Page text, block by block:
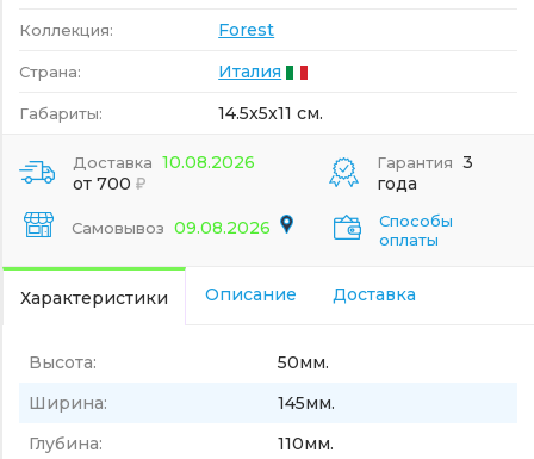
Коллекция: Forest
Страна: Италия
Габариты: 14.5x5x11 см.
Доставка 10.08.2026
от 700
Самовывоз 09.08.2026
Гарантия 3
года
Способы
оплаты
Характеристики Описание Доставка
Высота:
50мм.
Ширина:
145мм.
Глубина:
110мм.